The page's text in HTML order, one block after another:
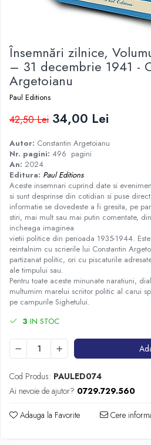
Jurnale/Memorii
Manuale scolare/Cursuri
Medicină
Politică/Geopolitică
Proză
Psihologie
Sociologie
Spiritualitate/Ezoterism
Sport
Stiinte/Educatie
Însemnări zilnice,
– 31 decembrie 1941 -
Argetoianu
Paul Editions
42,50 Lei 34,00 Lei
Autor: Constantin Argetoianu
Nr. pagini: 496 pagini
An: 2024
Editura: Paul Editions
Aceste insemnari cuprind date si
si sunt desprinse din cotidian si puse
informatie se dovedeste a fi gresita, pe
stiri, mai mult sau mai putin comentate,
incheaga imaginea
vietii politice din perioada 1935-1944.
reintalnim cu scrierile lui Constantin
partizanat politic, ori cu piscaturile
ale timpului sau.
Pentru toate aceste minunate naratiuni,
multumim marelui scriitor politic al carui
pe campurile Sighetului.
3 IN STOC
Cod Produs: PAULED074
Ai nevoie de ajutor? 0729.729.560
Adauga la Favorite Cere